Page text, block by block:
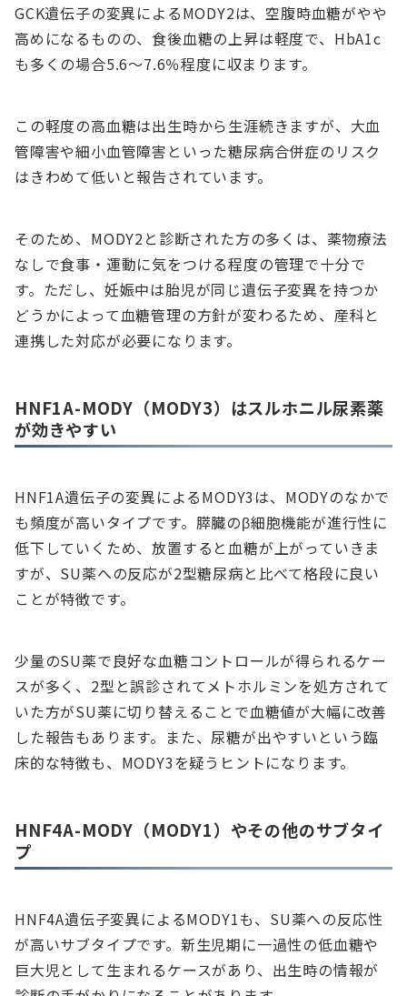
GCK遺伝子の変異によるMODY2は、空腹時血糖がやや
高めになるものの、食後血糖の上昇は軽度で、HbA1c
も多くの場合5.6～7.6％程度に収まります。
この軽度の高血糖は出生時から生涯続きますが、大血
管障害や細小血管障害といった糖尿病合併症のリスク
はきわめて低いと報告されています。
そのため、MODY2と診断された方の多くは、薬物療法
なしで食事・運動に気をつける程度の管理で十分で
す。ただし、妊娠中は胎児が同じ遺伝子変異を持つか
どうかによって血糖管理の方針が変わるため、産科と
連携した対応が必要になります。
HNF1A-MODY（MODY3）はスルホニル尿素薬
が効きやすい
HNF1A遺伝子の変異によるMODY3は、MODYのなかで
も頻度が高いタイプです。膵臓のβ細胞機能が進行性に
低下していくため、放置すると血糖が上がっていきま
すが、SU薬への反応が2型糖尿病と比べて格段に良い
ことが特徴です。
少量のSU薬で良好な血糖コントロールが得られるケー
スが多く、2型と誤診されてメトホルミンを処方されて
いた方がSU薬に切り替えることで血糖値が大幅に改善
した報告もあります。また、尿糖が出やすいという臨
床的な特徴も、MODY3を疑うヒントになります。
HNF4A-MODY（MODY1）やその他のサブタイ
プ
HNF4A遺伝子変異によるMODY1も、SU薬への反応性
が高いサブタイプです。新生児期に一過性の低血糖や
巨大児として生まれるケースがあり、出生時の情報が